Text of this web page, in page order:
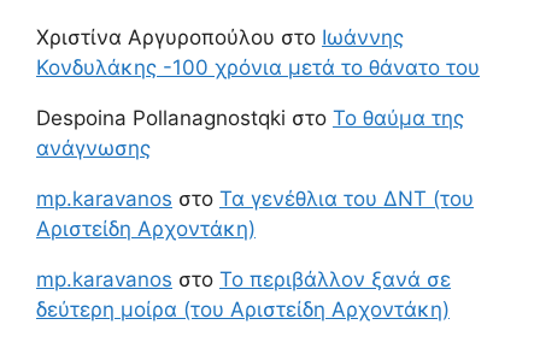
Χριστίνα Αργυροπούλου στο Ιωάννης
Κονδυλάκης -100 χρόνια μετά το θάνατο του
Despoina Pollanagnostqki στο Το θαύμα της
ανάγνωσης
mp.karavanos στο Τα γενέθλια του ΔΝΤ (του
Αριστείδη Αρχοντάκη)
mp.karavanos στο Το περιβάλλον ξανά σε
δεύτερη μοίρα (του Αριστείδη Αρχοντάκη)